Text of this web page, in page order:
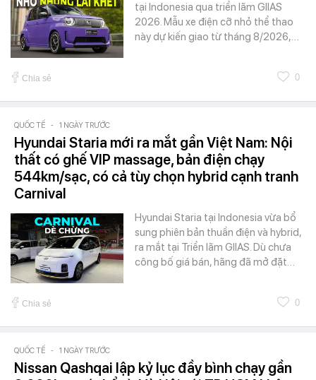
tại Indonesia qua triển lãm GIIAS
2026. Mẫu xe điện cỡ nhỏ thể thao
này dự kiến giao từ tháng 8/2026,…
Chia sẻ 0
QUỐC TẾ - 1 NGÀY TRƯỚC
Hyundai Staria mới ra mắt gần Việt Nam: Nội
thất có ghế VIP massage, bản điện chạy
544km/sạc, có cả tùy chọn hybrid cạnh tranh
Carnival
Hyundai Staria tại Indonesia vừa bổ
sung phiên bản thuần điện và hybrid,
ra mắt tại Triển lãm GIIAS. Dù chưa
công bố giá bán, hãng đã mở đặt…
Chia sẻ 0
QUỐC TẾ - 1 NGÀY TRƯỚC
Nissan Qashqai lập kỷ lục đầy bình chạy gần